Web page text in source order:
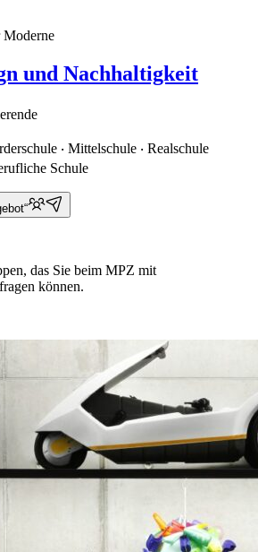
Moderne
und Nachhaltigkeit
‧ Mittelschule ‧ Realschule
Schule
das Sie beim MPZ mit
können.